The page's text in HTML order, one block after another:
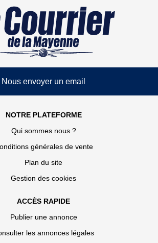
Nous envoyer un email
NOTRE PLATEFORME
Qui sommes nous ?
générales de vente
Plan du site
Gestion des cookies
ACCÈS RAPIDE
Publier une annonce
les annonces légales